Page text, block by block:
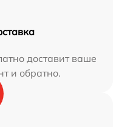
доставит ваше
и обратно.